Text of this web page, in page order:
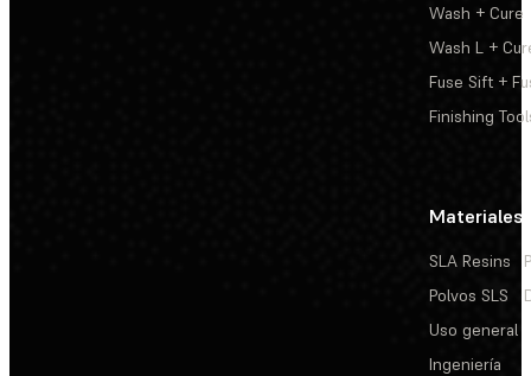
Wash + Cure
Wash L +
Fuse Sift +
Finishing
Materiales
SLA Resins
Polvos SLS
Uso general
Ingeniería